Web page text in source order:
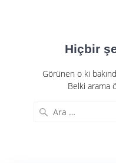
Hiçbir
Görünen o ki
Belki arama